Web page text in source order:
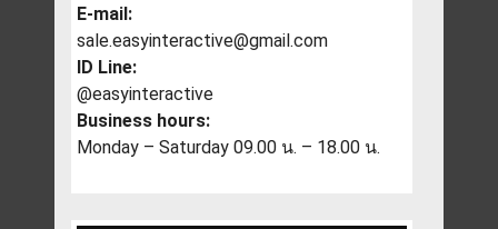
E-mail:
sale.easyinteractive@gmail.com
ID Line:
@easyinteractive
Business hours:
Monday – Saturday 09.00 น. – 18.00 น.